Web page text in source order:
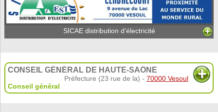
SICAE distribution d'électricité
CONSEIL GÉNÉRAL DE HAUTE-SAÔNE
Préfecture (23 rue de la) -70000 Vesoul
Conseil général